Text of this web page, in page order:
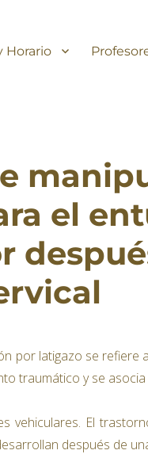
Horario
el
por latigazo se refiere
traumático y se
vehiculares. El
después de